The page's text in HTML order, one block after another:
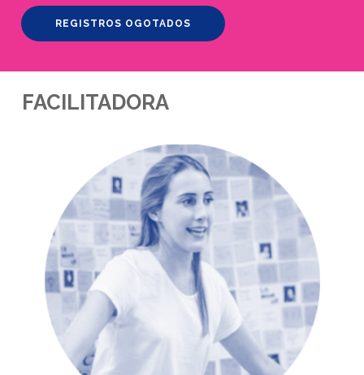
REGISTROS OGOTADOS
FACILITADORA